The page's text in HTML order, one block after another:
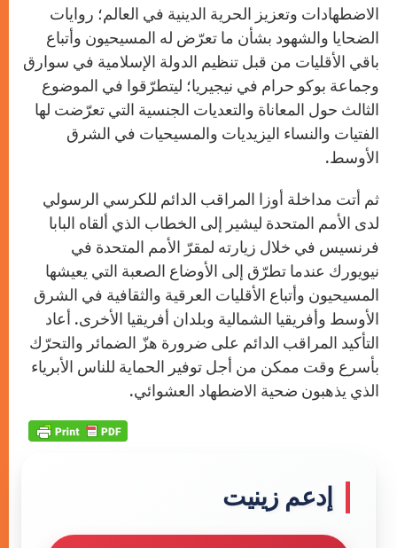
الاضطهادات وتعزيز الحرية الدينية في العالم؛ روايات
الضحايا والشهود بشأن ما تعرّض له المسيحيون وأتباع
باقي الأقليات من قبل تنظيم الدولة الإسلامية في سوارق
وجماعة بوكو حرام في نيجيريا؛ ليتطرّقوا في الموضوع
الثالث حول المعاناة والتعديات الجنسية التي تعرّضت لها
الفتيات والنساء اليزيديات والمسيحيات في الشرق
الأوسط.
ثم أتت مداخلة أوزا المراقب الدائم للكرسي الرسولي
لدى الأمم المتحدة ليشير إلى الخطاب الذي ألقاه البابا
فرنسيس في خلال زيارته لمقرّ الأمم المتحدة في
نيويورك عندما تطرّق إلى الأوضاع الصعبة التي يعيشها
المسيحيون وأتباع الأقليات العرقية والثقافية في الشرق
الأوسط وأفريقيا الشمالية وبلدان أفريقيا الأخرى. أعاد
التأكيد المراقب الدائم على ضرورة هزّ الضمائر والتحرّك
بأسرع وقت ممكن من أجل توفير الحماية للناس الأبرياء
الذي يذهبون ضحية الاضطهاد العشوائي.
إدعم زينيت